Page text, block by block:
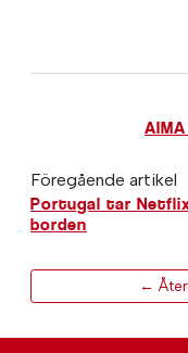
Föregående artikel
Portugal tar
borden
←